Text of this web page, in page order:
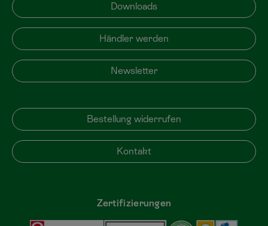
Downloads
Händler werden
Newsletter
Bestellung widerrufen
Kontakt
Zertifizierungen